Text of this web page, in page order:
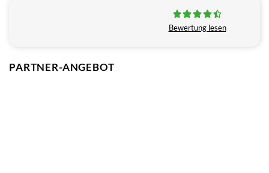
Bewertung lesen
PARTNER-ANGEBOT